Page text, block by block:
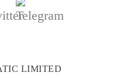
LIMITED